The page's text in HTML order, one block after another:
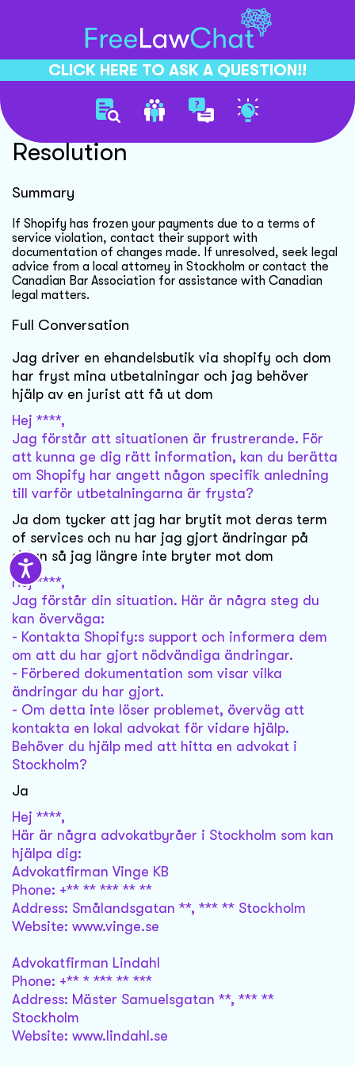
CLICK HERE TO ASK A QUESTION!!
Shopify Payment Dispute
Resolution
Summary
If Shopify has frozen your payments due to a terms of
service violation, contact their support with
documentation of changes made. If unresolved, seek legal
advice from a local attorney in Stockholm or contact the
Canadian Bar Association for assistance with Canadian
legal matters.
Full Conversation
Jag driver en ehandelsbutik via shopify och dom
har fryst mina utbetalningar och jag behöver
hjälp av en jurist att få ut dom
Hej ****,
Jag förstår att situationen är frustrerande. För
att kunna ge dig rätt information, kan du berätta
om Shopify har angett någon specifik anledning
till varför utbetalningarna är frysta?
Ja dom tycker att jag har brytit mot deras term
of services och nu har jag gjort ändringar på
sidan så jag längre inte bryter mot dom
Hej ****,
Jag förstår din situation. Här är några steg du
kan överväga:
- Kontakta Shopify:s support och informera dem
om att du har gjort nödvändiga ändringar.
- Förbered dokumentation som visar vilka
ändringar du har gjort.
- Om detta inte löser problemet, överväg att
kontakta en lokal advokat för vidare hjälp.
Behöver du hjälp med att hitta en advokat i
Stockholm?
Ja
Hej ****,
Här är några advokatbyråer i Stockholm som kan
hjälpa dig:
Advokatfirman Vinge KB
Phone: +** ** *** ** **
Address: Smålandsgatan **, *** ** Stockholm
Website: www.vinge.se
Advokatfirman Lindahl
Phone: +** * *** ** ***
Address: Mäster Samuelsgatan **, *** **
Stockholm
Website: www.lindahl.se